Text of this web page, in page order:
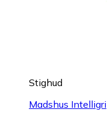
Stighud
Madshus